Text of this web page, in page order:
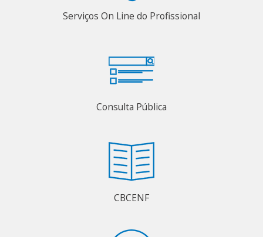
Serviços On Line do Profissional
Consulta Pública
CBCENF